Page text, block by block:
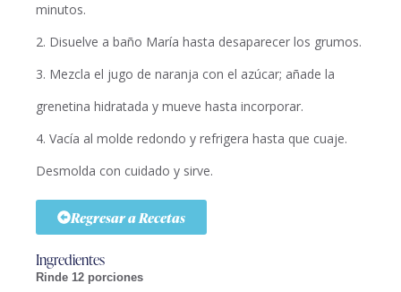
minutos.
2. Disuelve a baño María hasta desaparecer los grumos.
3. Mezcla el jugo de naranja con el azúcar; añade la
grenetina hidratada y mueve hasta incorporar.
4. Vacía al molde redondo y refrigera hasta que cuaje.
Desmolda con cuidado y sirve.
Regresar a Recetas
Ingredientes
Rinde 12 porciones